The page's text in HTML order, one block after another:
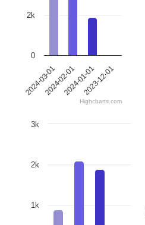
2024-03-012024-02-012024-01-012023-12-01
0
2k
Highcharts.com
1k
2k
3k